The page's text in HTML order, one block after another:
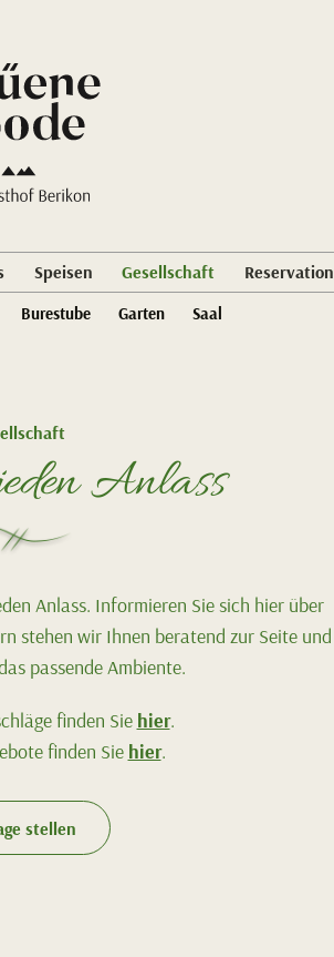
Speisen Gesellschaft
Burestube Garten Saal
Reservation
Anlass
Anlass. Informieren Sie sich hier über
stehen wir Ihnen beratend zur Seite und
passende Ambiente.
finden Sie hier.
finden Sie hier.
stellen